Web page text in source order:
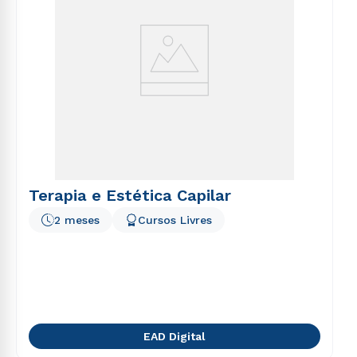
Terapia e Estética Capilar
2 meses Cursos Livres
EAD Digital